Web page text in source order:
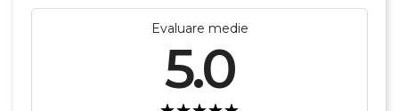
Evaluare medie
5.0